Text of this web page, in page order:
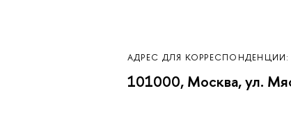
АДРЕС ДЛЯ КОРРЕСПОНДЕНЦИИ:
101000, Москва, ул.